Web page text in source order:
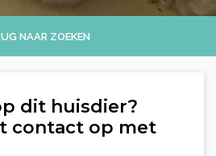
NAAR ZOEKEN
dit huisdier?
contact op met